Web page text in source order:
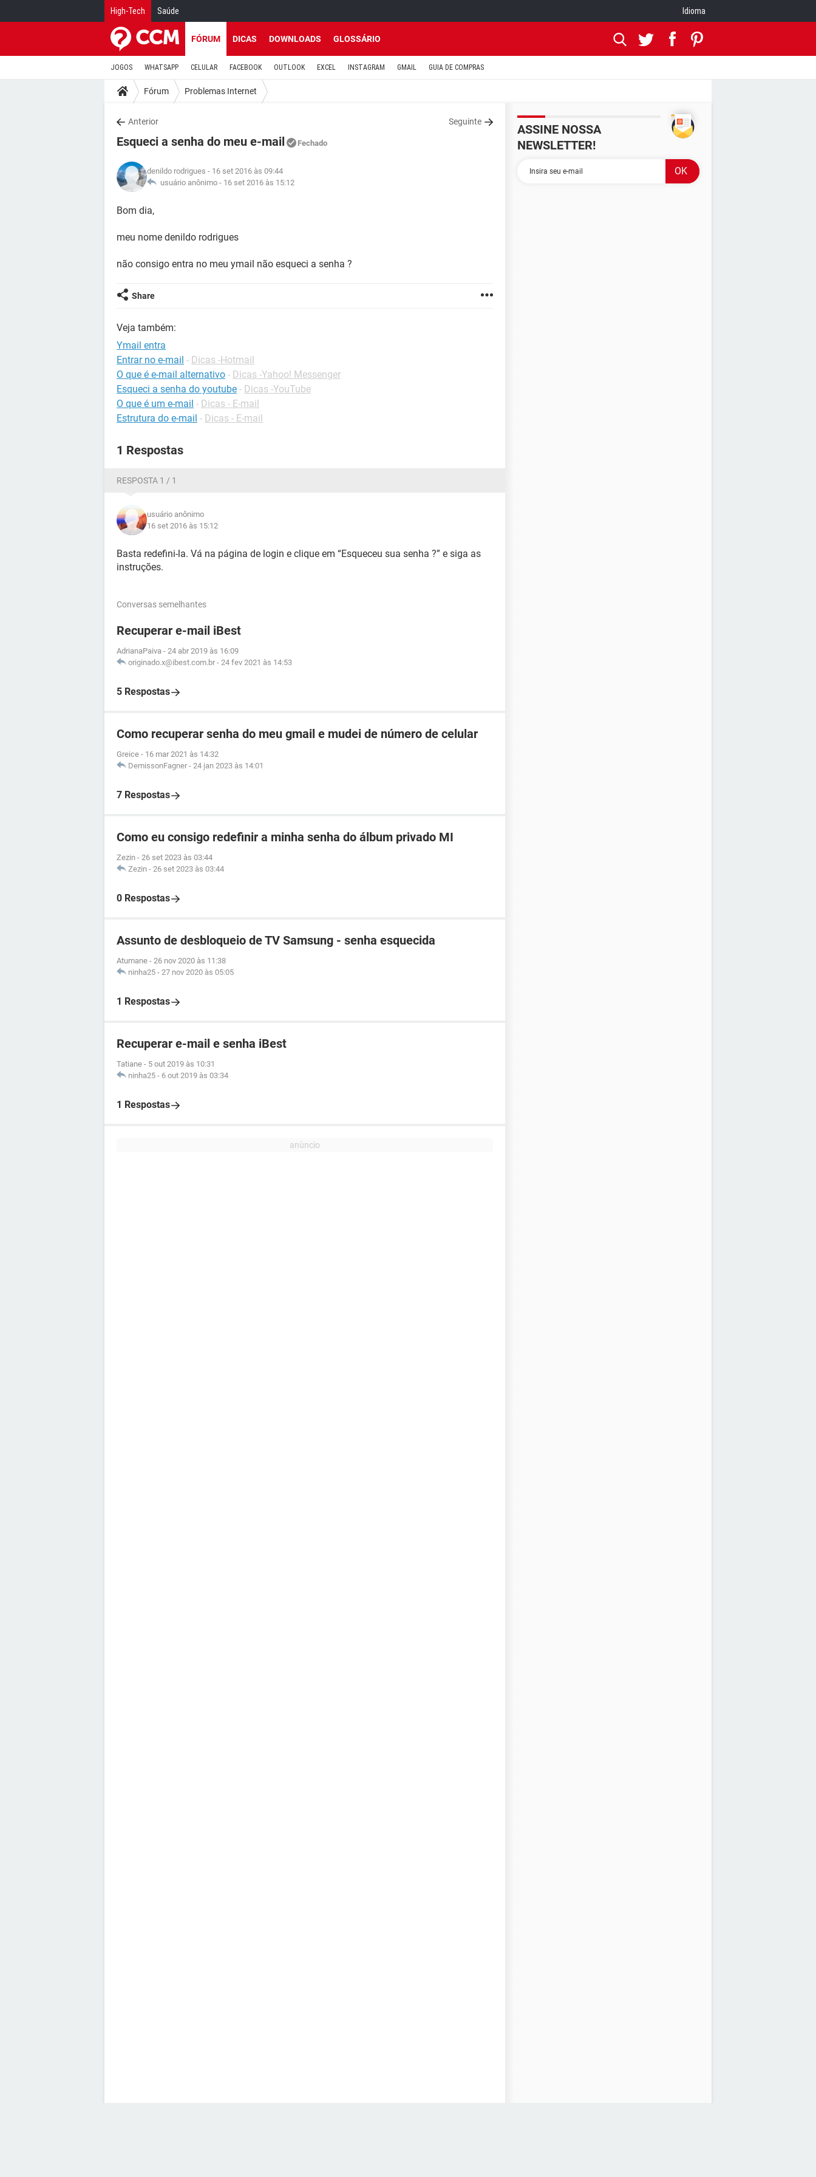
High-Tech Saúde Idioma
FÓRUM DICAS DOWNLOADS GLOSSÁRIO
JOGOS WHATSAPP CELULAR FACEBOOK OUTLOOK EXCEL INSTAGRAM GMAIL GUIA DE COMPRAS
Fórum Problemas Internet
Anterior Seguinte
Esqueci a senha do meu e-mail Fechado
denildo rodrigues - 16 set 2016 às 09:44
usuário anônimo - 16 set 2016 às 15:12
Bom dia,
meu nome denildo rodrigues
não consigo entra no meu ymail não esqueci a senha ?
Share
Veja também:
Ymail entra
Entrar no e-mail - Dicas -Hotmail
O que é e-mail alternativo - Dicas -Yahoo! Messenger
Esqueci a senha do youtube - Dicas -YouTube
O que é um e-mail - Dicas - E-mail
Estrutura do e-mail - Dicas - E-mail
1 Respostas
RESPOSTA 1 / 1
usuário anônimo
16 set 2016 às 15:12
Basta redefini-la. Vá na página de login e clique em “Esqueceu sua senha ?” e siga as
instruções.
Conversas semelhantes
Recuperar e-mail iBest
AdrianaPaiva - 24 abr 2019 às 16:09
originado.x@ibest.com.br - 24 fev 2021 às 14:53
5 Respostas
Como recuperar senha do meu gmail e mudei de número de celular
Greice - 16 mar 2021 às 14:32
DemissonFagner - 24 jan 2023 às 14:01
7 Respostas
Como eu consigo redefinir a minha senha do álbum privado MI
Zezin - 26 set 2023 às 03:44
Zezin - 26 set 2023 às 03:44
0 Respostas
Assunto de desbloqueio de TV Samsung - senha esquecida
Atumane - 26 nov 2020 às 11:38
ninha25 - 27 nov 2020 às 05:05
1 Respostas
Recuperar e-mail e senha iBest
Tatiane - 5 out 2019 às 10:31
ninha25 - 6 out 2019 às 03:34
1 Respostas
ASSINE NOSSA
NEWSLETTER!